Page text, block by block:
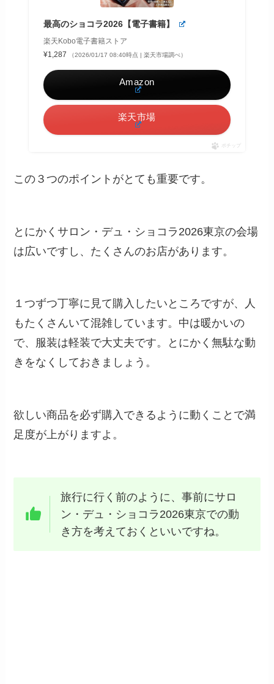
最高のショコラ2026【電子書籍】
楽天Kobo電子書籍ストア
¥1,287
（2026/01/17 08:40時点 | 楽天市場調べ）
Amazon
楽天市場
ポチップ
この３つのポイントがとても重要です。
とにかくサロン・デュ・ショコラ2026東京の会場
は広いですし、たくさんのお店があります。
１つずつ丁寧に見て購入したいところですが、人
もたくさんいて混雑しています。中は暖かいの
で、服装は軽装で大丈夫です。とにかく無駄な動
きをなくしておきましょう。
欲しい商品を必ず購入できるように動くことで満
足度が上がりますよ。
旅行に行く前のように、事前にサロ
ン・デュ・ショコラ2026東京での動
き方を考えておくといいですね。